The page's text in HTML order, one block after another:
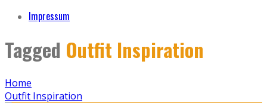
Impressum
Tagged Outfit Inspiration
Home
Outfit Inspiration